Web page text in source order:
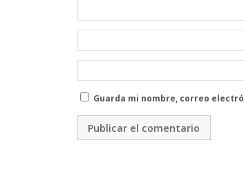
Guarda mi nombre, correo